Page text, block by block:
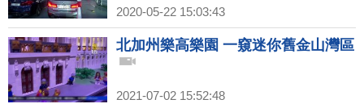
2020-05-22 15:03:43
北加州樂高樂園 一窺迷你舊金山灣區
2021-07-02 15:52:48